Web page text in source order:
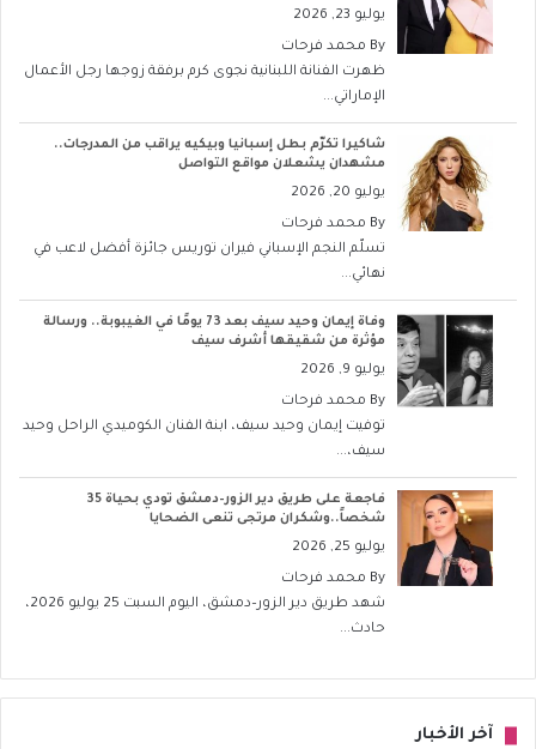
يوليو 23, 2026
By محمد فرحات
ظهرت الفنانة اللبنانية نجوى كرم برفقة زوجها رجل الأعمال
الإماراتي...
شاكيرا تكرّم بطل إسبانيا وبيكيه يراقب من المدرجات..
مشهدان يشعلان مواقع التواصل
يوليو 20, 2026
By محمد فرحات
تسلّم النجم الإسباني فيران توريس جائزة أفضل لاعب في
نهائي...
وفاة إيمان وحيد سيف بعد 73 يومًا في الغيبوبة.. ورسالة
مؤثرة من شقيقها أشرف سيف
يوليو 9, 2026
By محمد فرحات
توفيت إيمان وحيد سيف، ابنة الفنان الكوميدي الراحل وحيد
سيف،...
فاجعة على طريق دير الزور–دمشق تودي بحياة 35
شخصاً..وشكران مرتجى تنعى الضحايا
يوليو 25, 2026
By محمد فرحات
شهد طريق دير الزور–دمشق، اليوم السبت 25 يوليو 2026،
حادث...
آخر الأخبار